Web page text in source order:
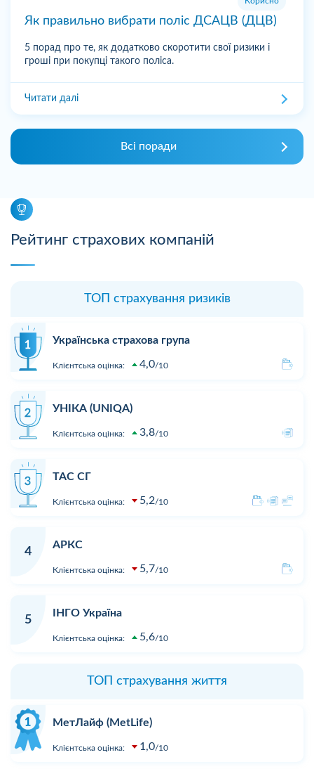
Як правильно вибрати поліс ДСАЦВ (ДЦВ)
5 порад про те, як додатково скоротити свої ризики і
гроші при покупці такого поліса.
Читати далі
Всі поради
Рейтинг страхових компаній
ТОП страхування ризиків
Українська страхова група
Клієнтська оцінка: 4,0 10
УНІКА (UNIQA)
Клієнтська оцінка: 3,8 10
ТАС СГ
Клієнтська оцінка: 5,2 10
4
АРКС
Клієнтська оцінка: 5,7 10
5
ІНГО Україна
Клієнтська оцінка: 5,6 10
ТОП страхування життя
МетЛайф (MetLife)
Клієнтська оцінка: 1,0 10